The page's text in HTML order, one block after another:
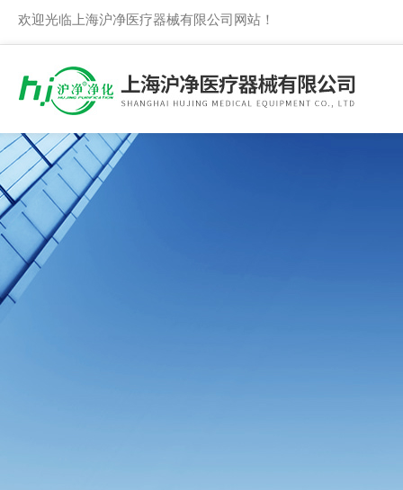
欢迎光临上海沪净医疗器械有限公司网站！